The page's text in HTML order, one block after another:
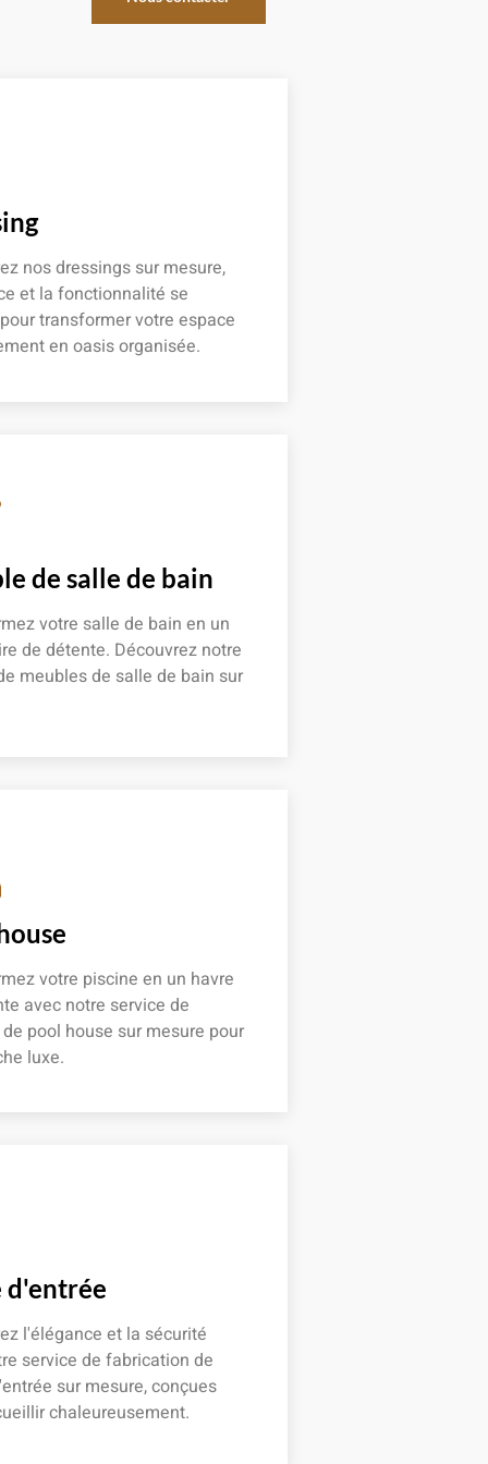
nos dressings sur mesure,
et la fonctionnalité se
transformer votre espace
en oasis organisée.
de salle de bain
votre salle de bain en un
de détente. Découvrez notre
meubles de salle de bain sur
votre piscine en un havre
avec notre service de
pool house sur mesure pour
luxe.
d'entrée
l'élégance et la sécurité
service de fabrication de
sur mesure, conçues
chaleureusement.